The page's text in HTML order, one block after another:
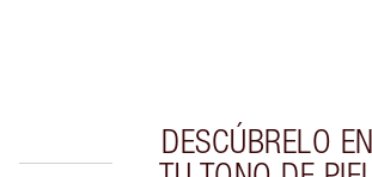
DESCÚBRELO EN